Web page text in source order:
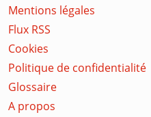
Mentions légales
Flux RSS
Cookies
Politique de confidentialité
Glossaire
A propos